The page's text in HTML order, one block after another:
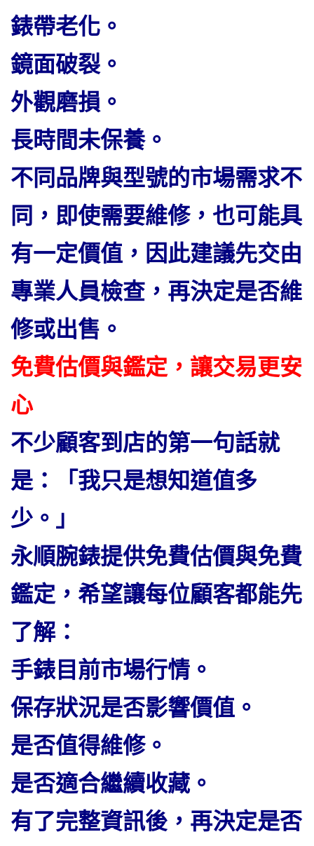
錶帶老化。
鏡面破裂。
外觀磨損。
長時間未保養。
不同品牌與型號的市場需求不
同，即使需要維修，也可能具
有一定價值，因此建議先交由
專業人員檢查，再決定是否維
修或出售。
免費估價與鑑定，讓交易更安
心
不少顧客到店的第一句話就
是：「我只是想知道值多
少。」
永順腕錶提供免費估價與免費
鑑定，希望讓每位顧客都能先
了解：
手錶目前市場行情。
保存狀況是否影響價值。
是否值得維修。
是否適合繼續收藏。
有了完整資訊後，再決定是否